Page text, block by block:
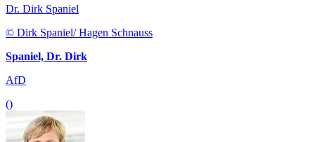
Dr. Dirk Spaniel
© Dirk Spaniel/ Hagen Schnauss
Spaniel, Dr. Dirk
AfD
()